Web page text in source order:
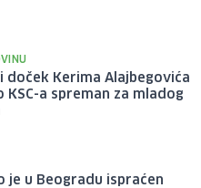
doček Kerima Alajbegovića
KSC-a spreman za mladog
je u Beogradu ispraćen